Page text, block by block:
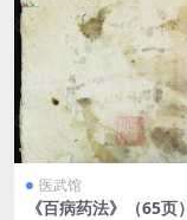
医武馆
《百病药法》（65页）